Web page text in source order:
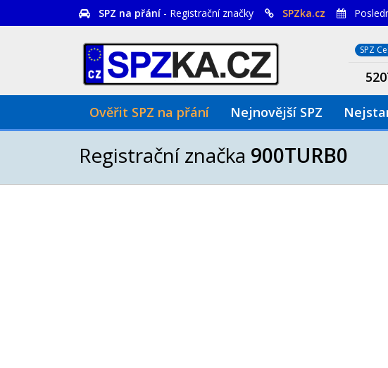
SPZ na přání - Registrační značky SPZka.cz
SPZ
Ověřit SPZ na přání Nejnovější SPZ
Registrační značka 900TURB0